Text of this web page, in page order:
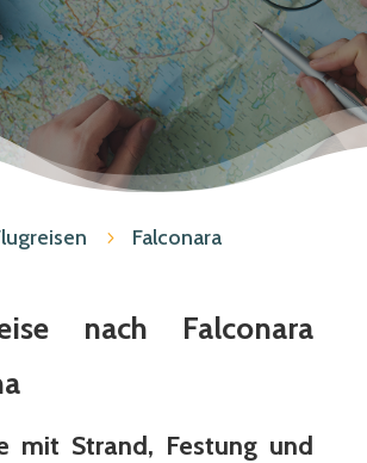
5 Falconara
nach Falconara
mit Strand, Festung und